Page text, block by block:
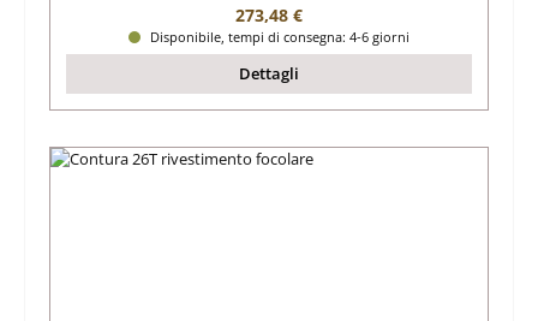
Prezzo normale:
273,48 €
Disponibile, tempi di consegna: 4-6 giorni
Dettagli